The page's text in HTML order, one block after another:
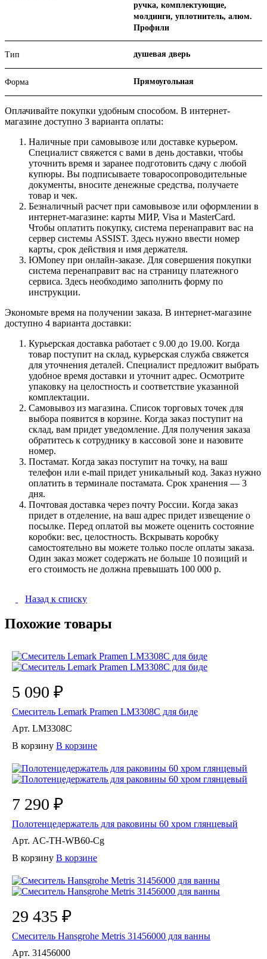
ручка, комплектующие,
молдинги, уплотнитель, алюм.
Профили
Тип душевая дверь
Форма Прямоугольная
Оплачивайте покупки удобным способом. В интернет-
магазине доступно 3 варианта оплаты:
Наличные при самовывозе или доставке курьером.
Специалист свяжется с вами в день доставки, чтобы
уточнить время и заранее подготовить сдачу с любой
купюры. Вы подписываете товаросопроводительные
документы, вносите денежные средства, получаете
товар и чек.
Безналичный расчет при самовывозе или оформлении в
интернет-магазине: карты МИР, Visa и MasterCard.
Чтобы оплатить покупку, система перенаправит вас на
сервер системы ASSIST. Здесь нужно ввести номер
карты, срок действия и имя держателя.
ЮMoney при онлайн-заказе. Для совершения покупки
система перенаправит вас на страницу платежного
сервиса. Здесь необходимо заполнить форму по
инструкции.
Экономьте время на получении заказа. В интернет-магазине
доступно 4 варианта доставки:
Курьерская доставка работает с 9.00 до 19.00. Когда
товар поступит на склад, курьерская служба свяжется
для уточнения деталей. Специалист предложит выбрать
удобное время доставки и уточнит адрес. Осмотрите
упаковку на целостность и соответствие указанной
комплектации.
Самовывоз из магазина. Список торговых точек для
выбора появится в корзине. Когда заказ поступит на
склад, вам придет уведомление. Для получения заказа
обратитесь к сотруднику в кассовой зоне и назовите
номер.
Постамат. Когда заказ поступит на точку, на ваш
телефон или e-mail придет уникальный код. Заказ нужно
оплатить в терминале постамата. Срок хранения — 3
дня.
Почтовая доставка через почту России. Когда заказ
придет в отделение, на ваш адрес придет извещение о
посылке. Перед оплатой вы можете оценить состояние
коробки: вес, целостность. Вскрывать коробку
самостоятельно вы можете только после оплаты заказа.
Один заказ может содержать не больше 10 позиций и
его стоимость не должна превышать 100 000 р.
Назад к списку
Похожие товары
5 090 ₽
Смеситель Lemark Pramen LM3308C для биде
Арт. LM3308C
В корзину В корзине
7 290 ₽
Полотенцедержатель для раковины 60 хром глянцевый
Арт. AC-TH-WB60-Cg
В корзину В корзине
29 435 ₽
Смеситель Hansgrohe Metris 31456000 для ванны
Арт. 31456000